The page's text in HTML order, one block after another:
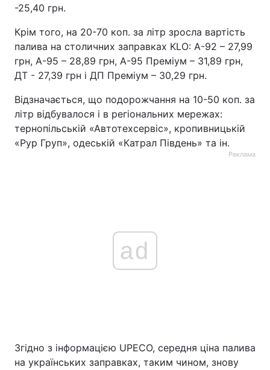
-25,40 грн.
Крім того, на 20-70 коп. за літр зросла вартість
палива на столичних заправках KLO: А-92 – 27,99
грн, А-95 – 28,89 грн, А-95 Преміум – 31,89 грн,
ДТ - 27,39 грн і ДП Преміум – 30,29 грн.
Відзначається, що подорожчання на 10-50 коп. за
літр відбувалося і в регіональних мережах:
тернопільській «Автотехсервіс», кропивницькій
«Рур Груп», одеській «Катрал Південь» та ін.
Реклама
ad
Згідно з інформацією UPECO, середня ціна палива
на українських заправках, таким чином, знову